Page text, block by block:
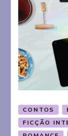
CONTOS
FICÇÃO